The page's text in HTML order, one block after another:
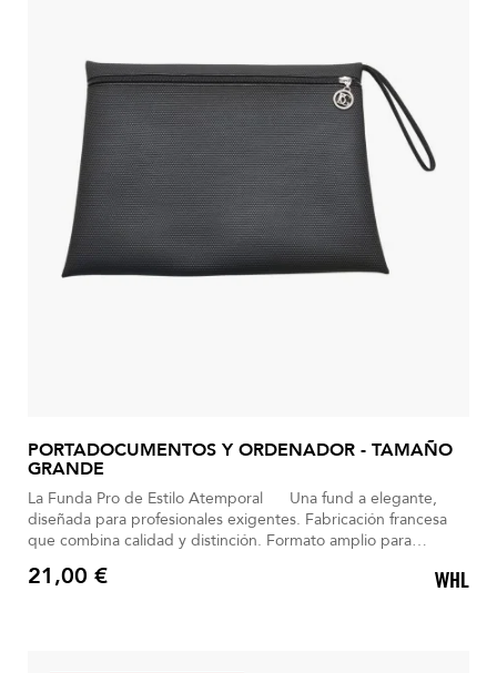
PORTADOCUMENTOS Y ORDENADOR - TAMAÑO
GRANDE
La Funda Pro de Estilo Atemporal Una fund a elegante,
diseñada para profesionales exigentes. Fabricación francesa
que combina calidad y distinción. Formato amplio para
detalles sofisticados. Cremallera suave, discreta y con sello BG.
Precio
21,00 € WHL